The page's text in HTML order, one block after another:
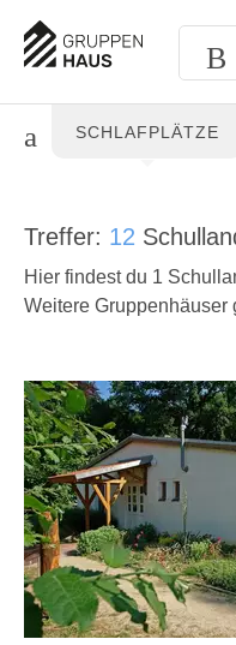
SCHLAFPLÄTZE
Treffer: 12
Hier findest du 1
Weitere Gruppenhäuser